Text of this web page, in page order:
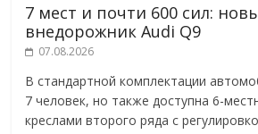
7 мест и почти 600 сил:
внедорожник Audi Q9
07.08.2026
В стандартной комплектации
7 человек, но также доступна 6-
креслами второго ряда с